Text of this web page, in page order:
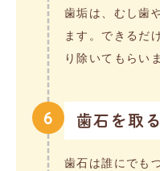
歯垢は、むし歯
ます。できるだ
り除いてもらい
6 歯石を取る
歯石は誰にでも